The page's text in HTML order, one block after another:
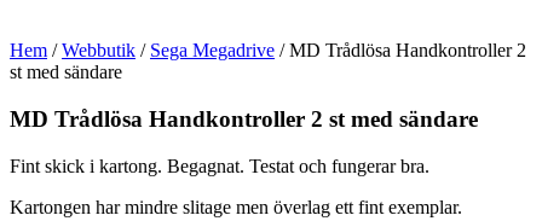
Hem /Webbutik / Sega Megadrive / MD Trådlösa Handkontroller 2
st med sändare
MD Trådlösa Handkontroller 2 st med sändare
Fint skick i kartong. Begagnat. Testat och fungerar bra.
Kartongen har mindre slitage men överlag ett fint exemplar.